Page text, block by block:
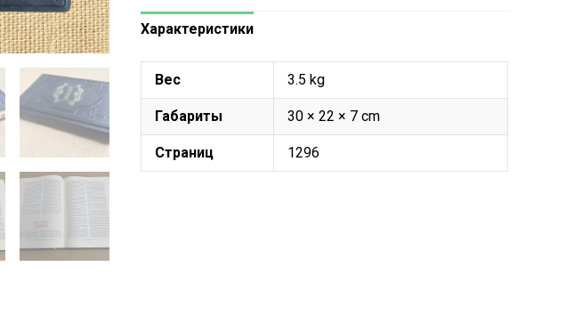
Характеристики
Вес 3.5 kg
Габариты 30 × 22 × 7 cm
Страниц 1296